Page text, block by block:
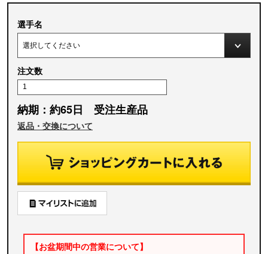
選手名
注文数
納期：約65日 受注生産品
返品・交換について
【お盆期間中の営業について】